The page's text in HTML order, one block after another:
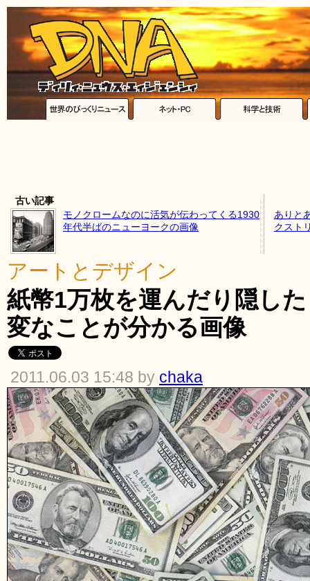
古い記事
モノクロームなのに活気が伝わってくる1930
年代半ばのニューヨークの画像
ありと
クスト
アートとデザイン
紙幣1万枚を運んだり隠し
変なことが分かる画像
2011.06.03 15:48 by chaka